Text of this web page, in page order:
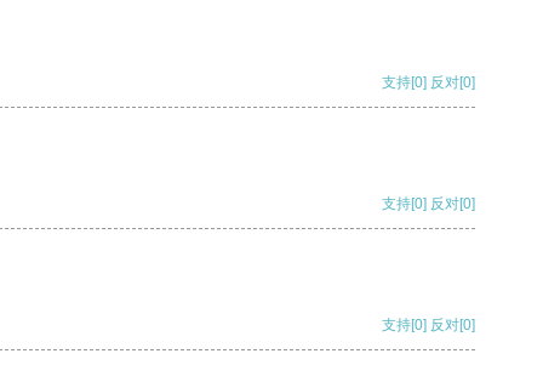
支持[0] 反对[0]
支持[0] 反对[0]
支持[0] 反对[0]